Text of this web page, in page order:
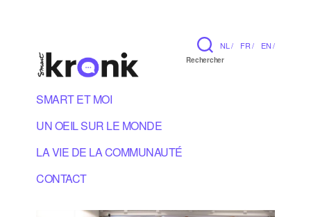
NL / FR / EN /
Rechercher
SMART ET MOI
UN OEIL SUR LE MONDE
LA VIE DE LA COMMUNAUTÉ
CONTACT